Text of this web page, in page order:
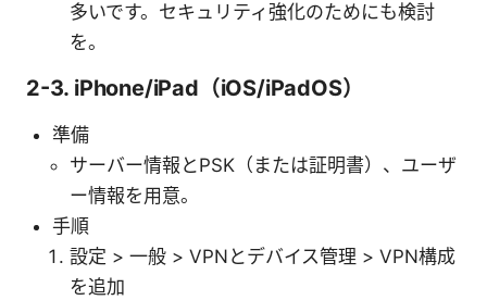
多いです。セキュリティ強化のためにも検討
を。
2-3. iPhone/iPad（iOS/iPadOS）
準備
サーバー情報とPSK（または証明書）、ユーザ
ー情報を用意。
手順
設定 > 一般 > VPNとデバイス管理 > VPN構成
を追加